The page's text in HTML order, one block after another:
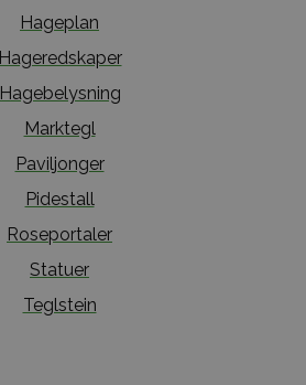
Hageplan
Hageredskaper
Hagebelysning
Marktegl
Paviljonger
Pidestall
Roseportaler
Statuer
Teglstein